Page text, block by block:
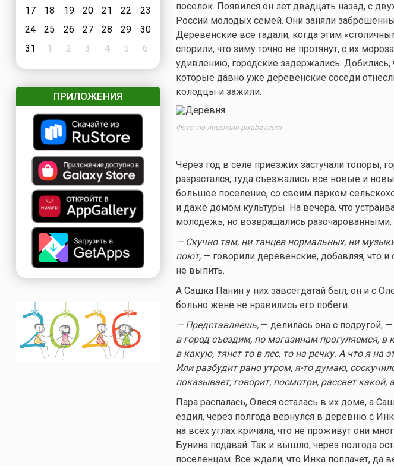
17
18 19 20 21 22
23
24
25 26 27 28 29
30
31
1 2 3 4 5 6
ПРИЛОЖЕНИЯ
поселок. Появился он лет двадцать назад, с
России молодых семей. Они заняли
Деревенские все гадали, когда этим
спорили, что зиму точно не протянут, с их
удивлению, городские задержались.
которые давно уже деревенские соседи
колодцы и зажили.
Фото: по лицензии pixabay.com
Через год в селе приезжих застучали топоры,
разрастался, туда съезжались все новые и
большое поселение, со своим парком
и даже домом культуры. На вечера, что
молодежь, но возвращались разочарованными.
— Скучно там, ни танцев нормальных, ни
поют,— говорили деревенские, добавляя, что и
не выпить.
А Сашка Панин у них завсегдатай был, он и с
больно жене не нравились его побеги.
— Представляешь,— делилась она с подругой, —
в город съездим, по магазинам прогуляемся,
в какую, тянет то в лес, то на речку. А что я на
Или разбудит рано утром, я-тодумаю,
показывает, говорит, посмотри, рассвет
Пара распалась, Олеся осталась в их доме, а
ездил, через полгода вернулся в деревню с
на всех углах кричала, что не проживут они
Бунина подавай. Так и вышло, через полгода
поселенцам. Все ждали, что Инка поплачет, да